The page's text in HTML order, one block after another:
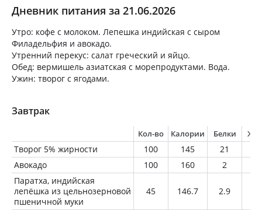
Дневник питания за 21.06.2026
Утро: кофе с молоком. Лепешка индийская с сыром
Филадельфия и авокадо.
Утренний перекус: салат греческий и яйцо.
Обед: вермишель азиатская с морепродуктами. Вода.
Ужин: творог с ягодами.
Завтрак
Кол-во Калории Белки
Творог 5% жирности 100 145 21
Авокадо
100 160 2
Паратха, индийская
лепёшка из цельнозерновой
пшеничной муки
45 146.7 2.9